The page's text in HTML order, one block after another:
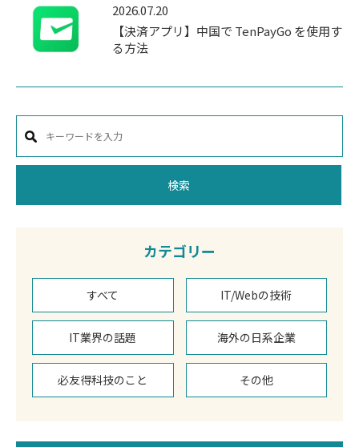
2026.07.20
【決済アプリ】中国で TenPayGo を使用す
る方法
検索
カテゴリー
すべて IT/Webの技術
IT業界の話題 海外の日系企業
必友得科技のこと その他